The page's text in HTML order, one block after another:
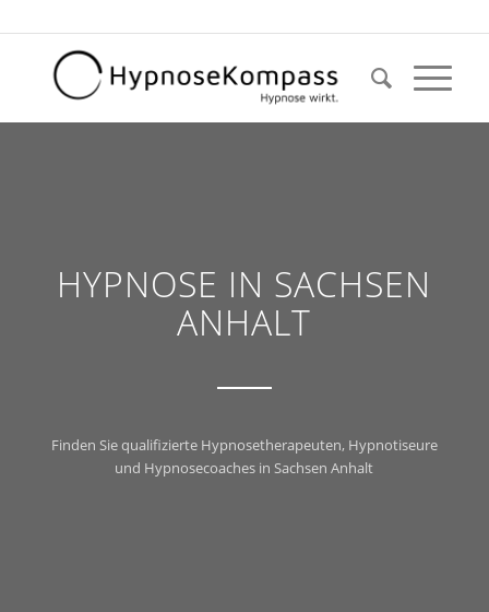
HYPNOSE IN SACHSEN
ANHALT
Finden Sie qualifizierte Hypnosetherapeuten, Hypnotiseure
und Hypnosecoaches in Sachsen Anhalt